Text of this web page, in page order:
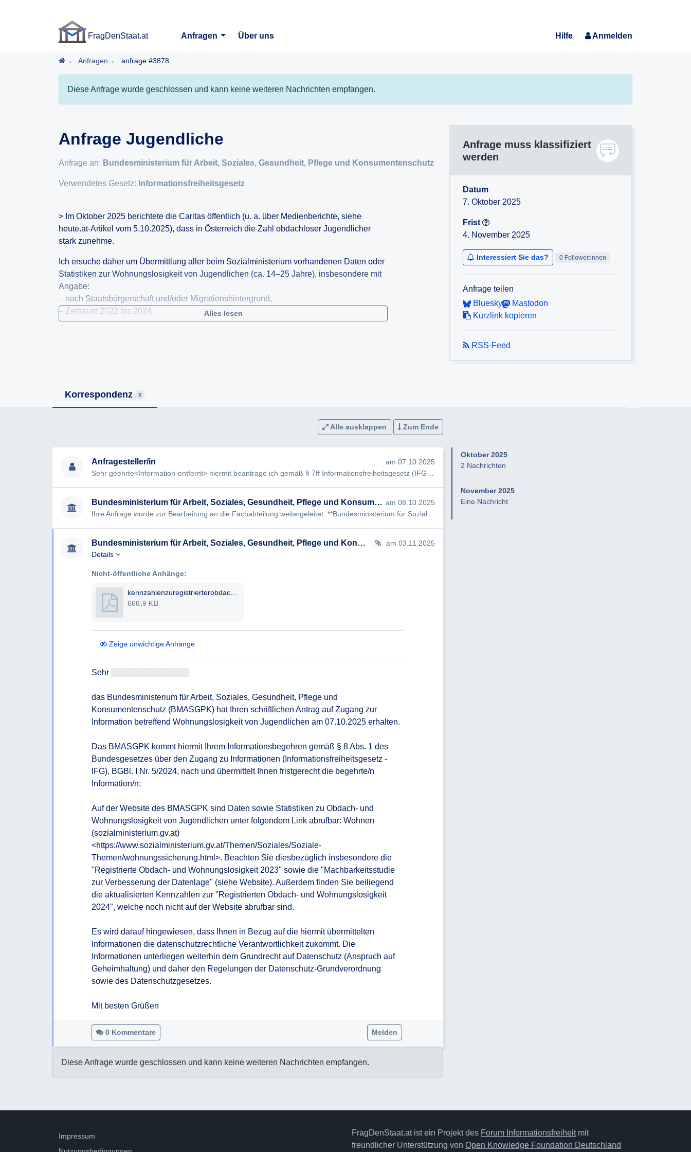
FragDenStaat.at
Anfragen
Über uns Hilfe Anmelden
Startseite
Anfragen anfrage #3878
Diese Anfrage wurde geschlossen und kann keine weiteren Nachrichten empfangen.
Anfrage Jugendliche
Anfrage an: Bundesministerium für Arbeit, Soziales, Gesundheit, Pflege und Konsumentenschutz
Verwendetes Gesetz: Informationsfreiheitsgesetz
> Im Oktober 2025 berichtete die Caritas öffentlich (u. a. über Medienberichte, siehe
heute.at-Artikel vom 5.10.2025), dass in Österreich die Zahl obdachloser Jugendlicher
stark zunehme.
Ich ersuche daher um Übermittlung aller beim Sozialministerium vorhandenen Daten oder
Statistiken zur Wohnungslosigkeit von Jugendlichen (ca. 14–25 Jahre), insbesondere mit
Angabe:
– nach Staatsbürgerschaft und/oder Migrationshintergrund,
– Zeitraum 2022 bis 2024,
– Quelle der Daten (z. B. Statistik Austria, Länderberichte, geförderte Studien).
Ich ersuche um elektronische Übermittlung (z. B. als PDF) an diese E-Mail-Adresse.
Sollte Ihre Behörde nicht zuständig sein, bitte ich um Weiterleitung gemäß § 5 Abs. 2 IFG
Alles lesen
Anfrage muss klassifiziert
werden
Datum
7. Oktober 2025
Frist
4. November 2025
Interessiert Sie das? 0 Follower:innen
Anfrage teilen
Bluesky
Mastodon
Kurzlink kopieren
RSS-Feed
Korrespondenz 3
Alle ausklappen Zum Ende
Anfragesteller/in
am 07.10.2025
Bundesministerium für Arbeit, Soziales, Gesundheit, Pflege und Konsumentenschutz am 08.10.2025
Bundesministerium für Arbeit, Soziales, Gesundheit, Pflege und Konsumentenschutz
am 03.11.2025
Details
Nicht-öffentliche Anhänge:
668,9 KB
Zeige unwichtige Anhänge
Sehr
das Bundesministerium für Arbeit, Soziales, Gesundheit, Pflege und
Konsumentenschutz (BMASGPK) hat Ihren schriftlichen Antrag auf Zugang zur
Information betreffend Wohnungslosigkeit von Jugendlichen am 07.10.2025 erhalten.
Das BMASGPK kommt hiermit Ihrem Informationsbegehren gemäß § 8 Abs. 1 des
Bundesgesetzes über den Zugang zu Informationen (Informationsfreiheitsgesetz -
IFG), BGBl. I Nr. 5/2024, nach und übermittelt Ihnen fristgerecht die begehrte/n
Information/n:
Auf der Website des BMASGPK sind Daten sowie Statistiken zu Obdach- und
Wohnungslosigkeit von Jugendlichen unter folgendem Link abrufbar: Wohnen
(sozialministerium.gv.at)
<https://www.sozialministerium.gv.at/Themen/Soziales/Soziale-
Themen/wohnungssicherung.html>. Beachten Sie diesbezüglich insbesondere die
"Registrierte Obdach- und Wohnungslosigkeit 2023" sowie die "Machbarkeitsstudie
zur Verbesserung der Datenlage" (siehe Website). Außerdem finden Sie beiliegend
die aktualisierten Kennzahlen zur "Registrierten Obdach- und Wohnungslosigkeit
2024", welche noch nicht auf der Website abrufbar sind.
Es wird darauf hingewiesen, dass Ihnen in Bezug auf die hiermit übermittelten
Informationen die datenschutzrechtliche Verantwortlichkeit zukommt. Die
Informationen unterliegen weiterhin dem Grundrecht auf Datenschutz (Anspruch auf
Geheimhaltung) und daher den Regelungen der Datenschutz-Grundverordnung
sowie des Datenschutzgesetzes.
Mit besten Grüßen
0 Kommentare Melden
Diese Anfrage wurde geschlossen und kann keine weiteren Nachrichten empfangen.
Oktober 2025
2 Nachrichten
November 2025
Eine Nachricht
Impressum
FragDenStaat.at ist ein Projekt des Forum Informationsfreiheitmit
freundlicher Unterstützung von Open Knowledge Foundation Deutschland